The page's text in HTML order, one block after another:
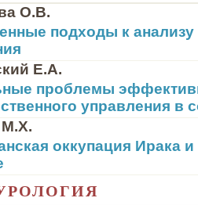
О.В.
подходы к анализу
Е.А.
проблемы
управления в
М.Х.
оккупация Ирака